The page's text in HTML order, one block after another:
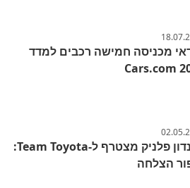
מכניסה חמישה רכבים למדד
Cars.com
ברנדון פלניק מצטרף ל-Team Toyota:
הצלחה